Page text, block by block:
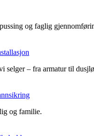
og faglig
selger – fra armatur til
og familie.